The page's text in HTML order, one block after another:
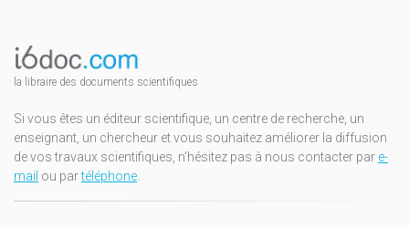
la libraire des documents scientifiques
Si vous êtes un éditeur scientifique, un centre de recherche, un
enseignant, un chercheur et vous souhaitez améliorer la diffusion
de vos travaux scientifiques, n'hésitez pas à nous contacter par e-
mail ou partéléphone.